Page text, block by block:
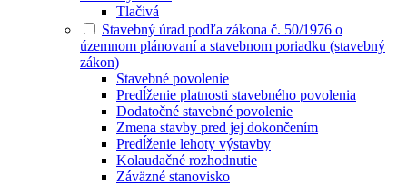
Tlačivá
Stavebný úrad podľa zákona č. 50/1976 o
územnom plánovaní a stavebnom poriadku (stavebný
zákon)
Stavebné povolenie
Predĺženie platnosti stavebného povolenia
Dodatočné stavebné povolenie
Zmena stavby pred jej dokončením
Predĺženie lehoty výstavby
Kolaudačné rozhodnutie
Záväzné stanovisko